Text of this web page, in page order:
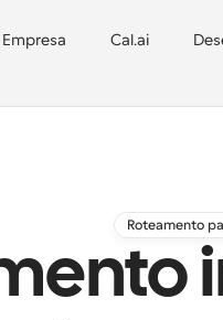
Empresa Cal.ai
Roteamento